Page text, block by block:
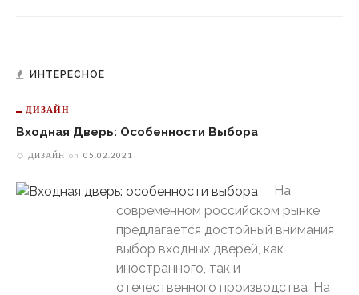
ИНТЕРЕСНОЕ
ДИЗАЙН
Входная Дверь: Особенности Выбора
ДИЗАЙН on 05.02.2021
На
современном российском рынке
предлагается достойный внимания
выбор входных дверей, как
иностранного, так и
отечественного производства. На